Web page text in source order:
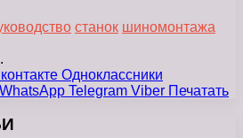
станок шиномонтажа
Одноклассники
WhatsApp Telegram Viber Печатать